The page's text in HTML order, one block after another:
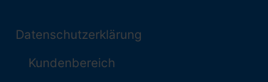
Datenschutzerklärung
Kundenbereich